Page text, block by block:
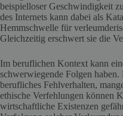
beispielloser Geschwindigkeit
des Internets kann dabei als
Hemmschwelle für
Gleichzeitig erschwert sie die
Im beruflichen Kontext kann
schwerwiegende Folgen haben.
berufliches Fehlverhalten,
ethische Verfehlungen können
wirtschaftliche Existenzen